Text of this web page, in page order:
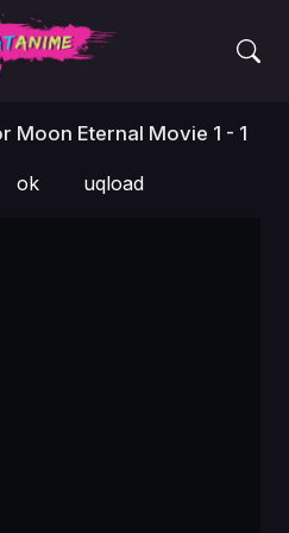
Moon Eternal Movie 1 - 1
ok uqload